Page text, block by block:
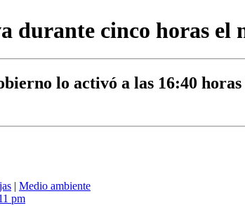
durante cinco horas el
lo activó a las 16:40
| Medio ambiente
pm